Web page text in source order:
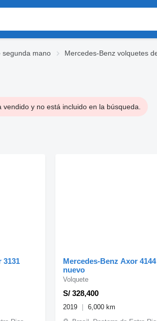
segunda mano Mercedes-Benz volquetes
y no está incluido en la búsqueda.
3131
Mercedes-Benz Axor 4144
nuevo
S/ 328,400
Volquete
2019
6,000 km